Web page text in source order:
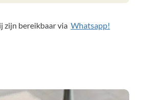
zijn bereikbaar via Whatsapp!